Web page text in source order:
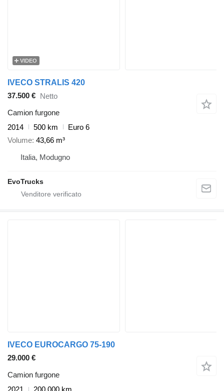
VIDEO
IVECO STRALIS 420
37.500 € Netto
Camion furgone
2014
500 km
Euro 6
Volume 43,66 m³
Italia, Modugno
EvoTrucks
IVECO EUROCARGO 75-190
29.000 €
Camion furgone